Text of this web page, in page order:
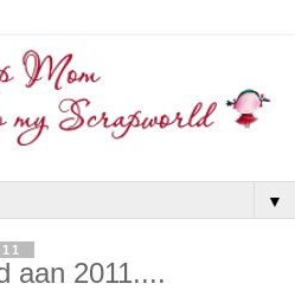
▼
aan 2011....